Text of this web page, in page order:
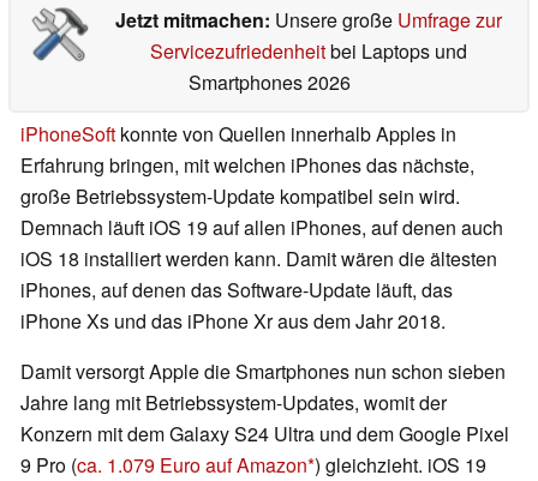
Jetzt mitmachen: Unsere große Umfrage zur
Servicezufriedenheitbei Laptops und
Smartphones 2026
iPhoneSoft konnte von Quellen innerhalb Apples in
Erfahrung bringen, mit welchen iPhones das nächste,
große Betriebssystem-Update kompatibel sein wird.
Demnach läuft iOS 19 auf allen iPhones, auf denen auch
iOS 18 installiert werden kann. Damit wären die ältesten
iPhones, auf denen das Software-Update läuft, das
iPhone Xs und das iPhone Xr aus dem Jahr 2018.
Damit versorgt Apple die Smartphones nun schon sieben
Jahre lang mit Betriebssystem-Updates, womit der
Konzern mit dem Galaxy S24 Ultra und dem Google Pixel
9 Pro (ca. 1.079 Euro auf Amazon ) gleichzieht. iOS 19